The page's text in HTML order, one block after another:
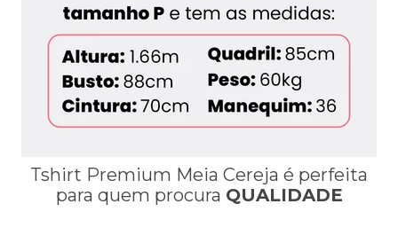
Tshirt Premium Meia Cereja é perfeita
para quem procura QUALIDADE